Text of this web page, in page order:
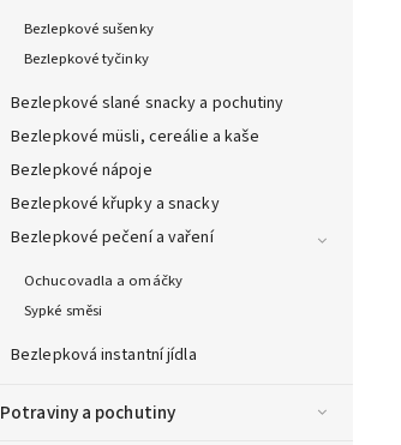
Bezlepkové sušenky
Bezlepkové tyčinky
Bezlepkové slané snacky a pochutiny
Bezlepkové müsli, cereálie a kaše
Bezlepkové nápoje
Bezlepkové křupky a snacky
Bezlepkové pečení a vaření
Ochucovadla a omáčky
Sypké směsi
Bezlepková instantní jídla
Potraviny a pochutiny